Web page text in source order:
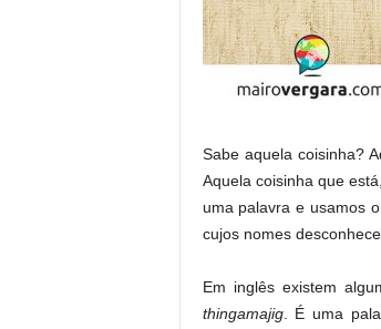
Sabe aquela coisinha?
Aquela coisinha que
uma palavra e usamos
cujos nomes
Em inglês existem
thingamajig. É uma